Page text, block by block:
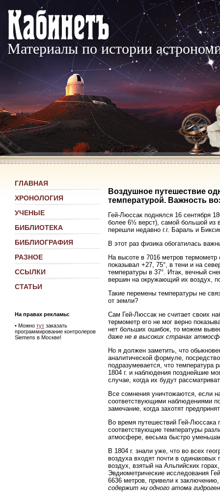
Материалы по истории
ГЛАВНАЯ
ХРОНОЛОГИЯ
УЧЕНЫЕ
БИБЛИОТЕКА
БИБЛИОГРАФИЯ
РАЗНОЕ
ССЫЛКИ
СТАТЬИ
На правах рекламы:
• Можно тут заказать
программирование контролеров
Siemens в Москве!
Воздушное путешествие
температурой. Важность
Гей-Люссак поднялся 16 сентября
более 6½ верст), самой большой из
перешли недавно г.г. Бараль и
В этот раз физика обогатилась
На высоте в 7016 метров
показывал +27, 75°, в тени и на
температуры в 37°. Итак, вечный
вершин на окружающий их воздух,
Такие перемены температуры не
от земли?
Сам Гей-Люссак не считает своих
термометр его не мог верно
нет больших ошибок, то можем
даже не в высоких странах
Но я должен заметить, что
аналитической формуле,
подразумевается, что
1804 г. и наблюдения позднейшие
случае, когда их будут
Все сомнения уничтожаются, если
соответствующими наблюдениями
замечание, когда захотят
Во время путешествий Гей-Люссака
соответствующие температуры
атмосфере, весьма быстро
В 1804 г. знали уже, что во всех
воздуха входят почти в
воздух, взятый на Альпийских
Эвдиометрические исследования
6636 метров, привели к
содержит ни одного атома